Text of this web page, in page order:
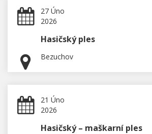
27 Úno
2026
Hasičský ples
Bezuchov
21 Úno
2026
Hasičský – maškarní ples